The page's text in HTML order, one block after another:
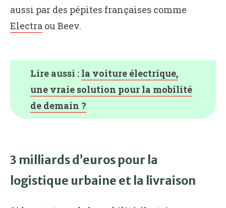
aussi par des pépites françaises comme
Electra ou Beev.
Lire aussi : la voiture électrique,
une vraie solution pour la mobilité
de demain ?
3 milliards d’euros pour la
logistique urbaine et la livraison